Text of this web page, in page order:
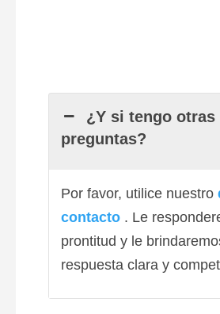
¿Y si tengo otras
preguntas?
Por favor, utilice nuestro
contacto. Le
prontitud y le
respuesta clara y